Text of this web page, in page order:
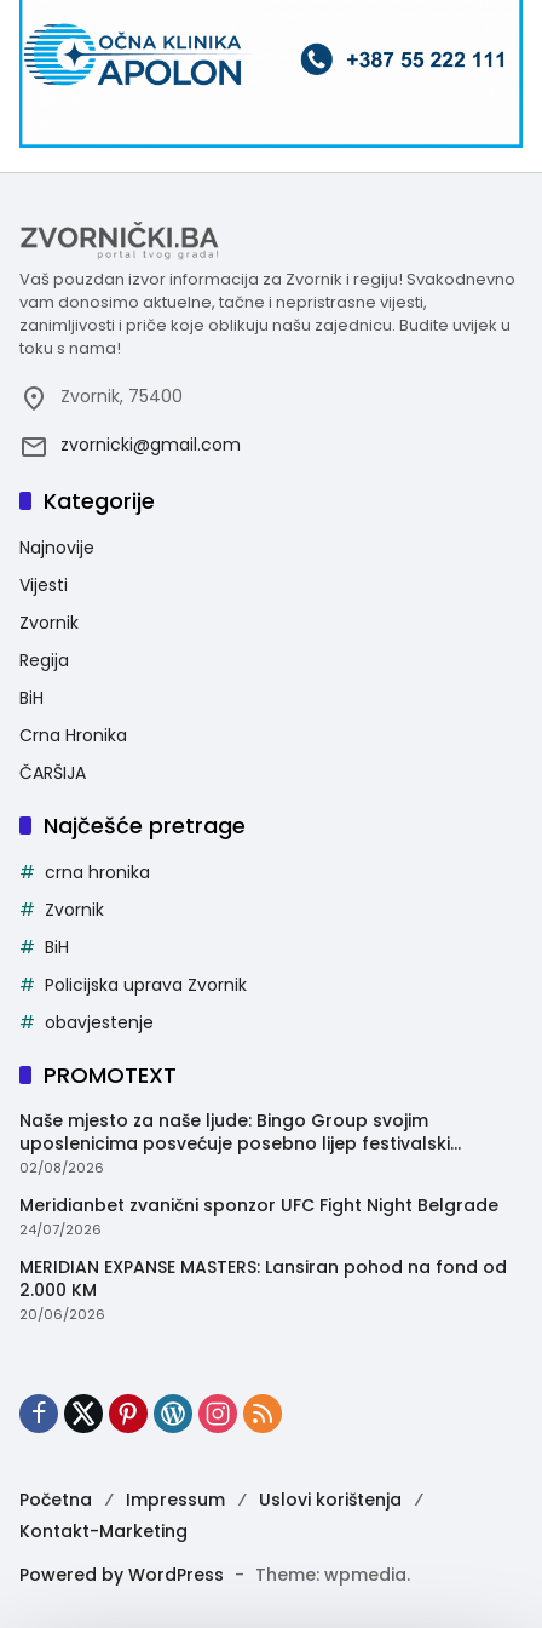
Vaš pouzdan izvor informacija za Zvornik i regiju! Svakodnevno
vam donosimo aktuelne, tačne i nepristrasne vijesti,
zanimljivosti i priče koje oblikuju našu zajednicu. Budite uvijek u
toku s nama!
Zvornik, 75400
zvornicki@gmail.com
Kategorije
Najnovije
Vijesti
Zvornik
Regija
BiH
Crna Hronika
ČARŠIJA
Najčešće pretrage
crna hronika
Zvornik
BiH
Policijska uprava Zvornik
obavjestenje
PROMOTEXT
Naše mjesto za naše ljude: Bingo Group svojim
uposlenicima posvećuje posebno lijep festivalski
trenutak
02/08/2026
Meridianbet zvanični sponzor UFC Fight Night Belgrade
24/07/2026
MERIDIAN EXPANSE MASTERS: Lansiran pohod na fond od
2.000 KM
20/06/2026
Početna Impressum
Uslovi korištenja
Kontakt-Marketing
Powered by WordPress - Theme: wpmedia.